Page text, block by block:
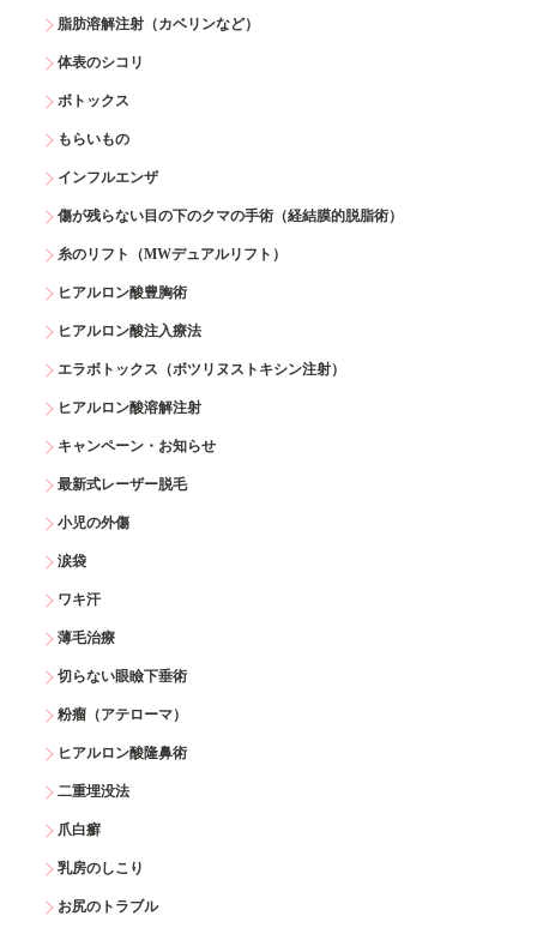
脂肪溶解注射（カベリンなど）
体表のシコリ
ボトックス
もらいもの
インフルエンザ
傷が残らない目の下のクマの手術（経結膜的脱脂術）
糸のリフト（MWデュアルリフト）
ヒアルロン酸豊胸術
ヒアルロン酸注入療法
エラボトックス（ボツリヌストキシン注射）
ヒアルロン酸溶解注射
キャンペーン・お知らせ
最新式レーザー脱毛
小児の外傷
涙袋
ワキ汗
薄毛治療
切らない眼瞼下垂術
粉瘤（アテローマ）
ヒアルロン酸隆鼻術
二重埋没法
爪白癬
乳房のしこり
お尻のトラブル